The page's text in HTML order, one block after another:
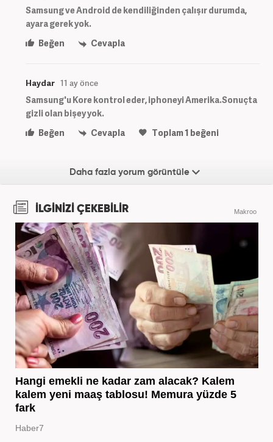
Samsung ve Android de kendiliğinden çalışır durumda,
ayara gerek yok.
Beğen
Cevapla
Haydar 11 ay önce
Samsung'u Kore kontrol eder, iphoneyi Amerika.Sonuçta
gizli olan bişey yok.
Beğen
Cevapla Toplam1 beğeni
Daha fazla yorum görüntüle
İLGİNİZİ ÇEKEBİLİR Makroo
Hangi emekli ne kadar zam alacak? Kalem
kalem yeni maaş tablosu! Memura yüzde 5
fark
Haber7